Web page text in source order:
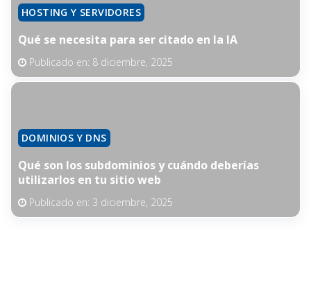
HOSTING Y SERVIDORES
Qué se necesita para ser citado en la IA
Publicado en: 8 diciembre, 2025
DOMINIOS Y DNS
Qué son los subdominios y cuándo deberías
utilizarlos en tu sitio web
Publicado en: 3 diciembre, 2025